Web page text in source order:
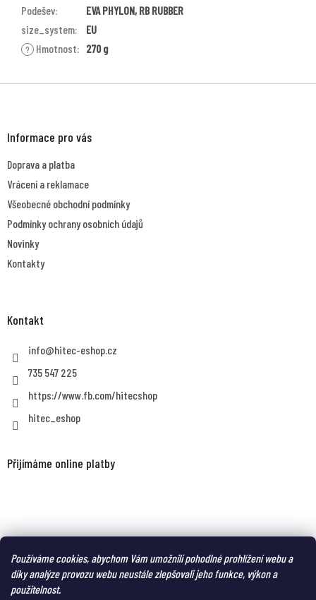
Používáme cookies, abychom Vám umožnili pohodlné prohlížení webu a
díky analýze provozu webu neustále zlepšovali jeho funkce, výkon a
použitelnost.
Podešev:
EVA PHYLON, RB RUBBER
size_system: EU
? Hmotnost: 270 g
Informace pro vás
Doprava a platba
Vrácení a reklamace
Všeobecné obchodní podmínky
Podmínky ochrany osobních údajů
Novinky
Kontakty
Kontakt
info@hitec-eshop.cz
735 547 225
https://www.fb.com/hitecshop
hitec_eshop
Přijímáme online platby
MAGNUM eshop - taktická obuv a oblečení pro náročné